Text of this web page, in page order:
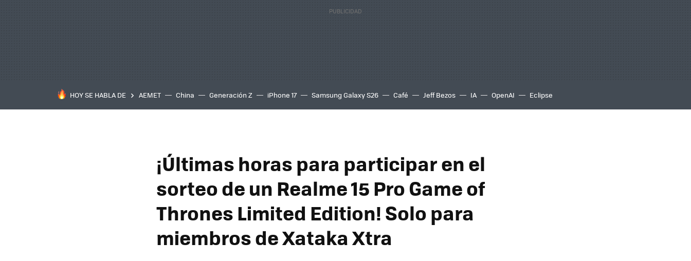
HOY SE HABLA DE AEMET China Generación Z iPhone 17 Samsung Galaxy S26 Café Jeff Bezos IA OpenAI Eclipse
¡Últimas horas para participar en el
sorteo de un Realme 15 Pro Game of
Thrones Limited Edition! Solo para
miembros de Xataka Xtra